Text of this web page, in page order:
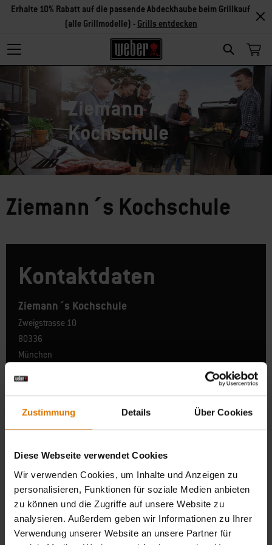
Zustimmung Details Über Cookies
Diese Webseite verwendet Cookies
Wir verwenden Cookies, um Inhalte und Anzeigen zu
personalisieren, Funktionen für soziale Medien anbieten
zu können und die Zugriffe auf unsere Website zu
analysieren. Außerdem geben wir Informationen zu Ihrer
Verwendung unserer Website an unsere Partner für
Search
Erhalte 10% Rabatt auf die passende Abdeckhaube beim Grillkauf
(alle Grillmodelle) - Grills entdecken
Ziemann´s
Kochschule
Ziemann´s Kochschule
Kontaktdaten
Ziemann´s Kochschule
Zweigstrasse 10
80336
München